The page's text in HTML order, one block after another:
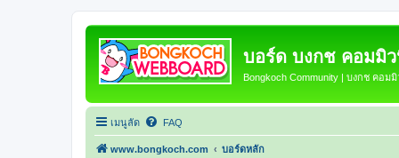
บอร์ด บงกช คอมมิ
Bongkoch Community | บงกช คอม
เมนูลัด FAQ
www.bongkoch.com บอร์ดหลัก